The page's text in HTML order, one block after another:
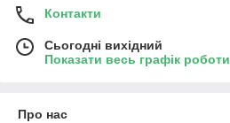
Контакти
Сьогодні вихідний
Показати весь графік роботи
Про нас